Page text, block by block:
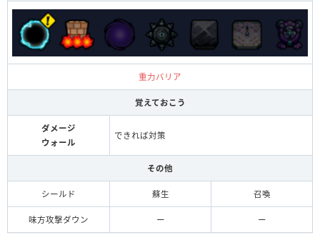
重力バリア
覚えておこう
ダメージ
ウォール
できれば対策
その他
シールド 蘇生 召喚
味方攻撃ダウン ー ー